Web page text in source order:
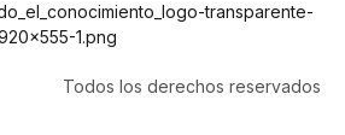
Todos los derechos reservados